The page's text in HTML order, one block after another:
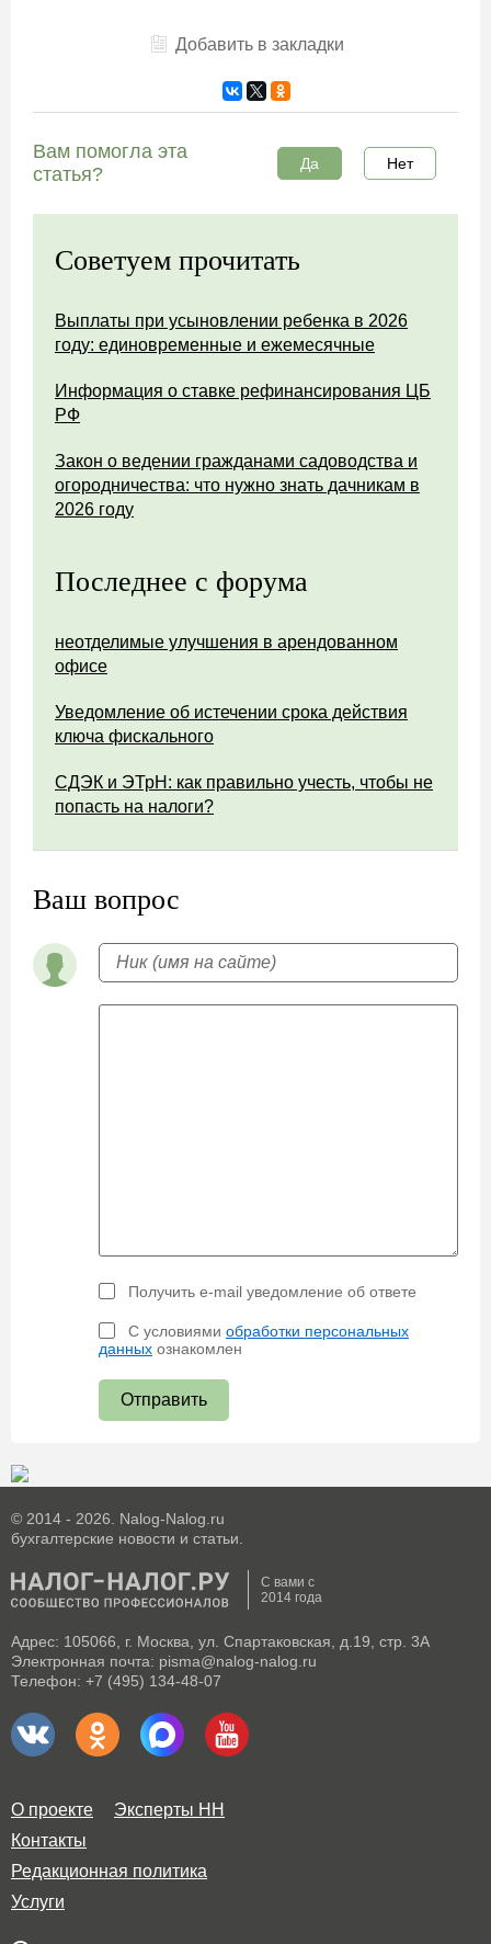
Добавить в закладки
Вам помогла эта
статья?
Да Нет
Советуем прочитать
Выплаты при усыновлении ребенка в 2026
году: единовременные и ежемесячные
Информация о ставке рефинансирования ЦБ
РФ
Закон о ведении гражданами садоводства и
огородничества: что нужно знать дачникам в
2026 году
Последнее с форума
неотделимые улучшения в арендованном
офисе
Уведомление об истечении срока действия
ключа фискального
СДЭК и ЭТрН: как правильно учесть, чтобы не
попасть на налоги?
Ваш вопрос
Получить e-mail уведомление об ответе
С условиями обработки персональных
данных ознакомлен
Отправить
© 2014 - 2026. Nalog-Nalog.ru
бухгалтерские новости и статьи.
С вами с
2014 года
Адрес: 105066, г. Москва, ул. Спартаковская, д.19, стр. 3А
Электронная почта: pisma@nalog-nalog.ru
Телефон: +7 (495) 134-48-07
О проекте
Эксперты НН
Контакты
Редакционная политика
Услуги